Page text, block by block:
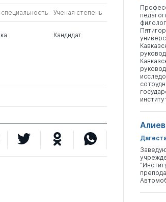
Ученая степень
Кандидат